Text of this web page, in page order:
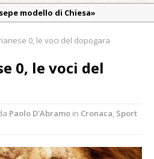
modello di Chiesa»
convegno, messa e
agricolo
«Misura precauzionale e
l’avvio della Stagione
0, le voci del dopogara
0, le voci del
Paolo D'Abramo in Cronaca Sport